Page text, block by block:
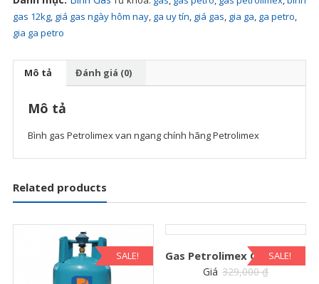
gas 12kg, giá gas ngày hôm nay, ga uy tín, giá gas, gia ga, ga petro,
gia ga petro
Mô tả Đánh giá (0)
Mô tả
Bình gas Petrolimex van ngang chính hãng Petrolimex
Related products
SALE! SALE!Gas Petrolimex Chính Hãng
Giá 329,000₫